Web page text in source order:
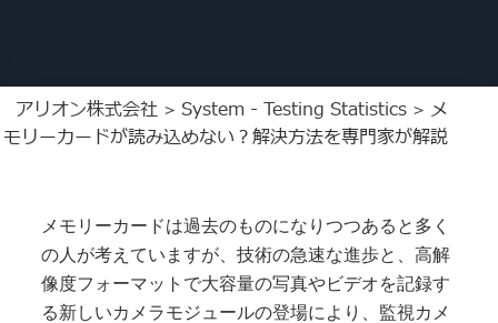
アリオン株式会社 > System - Testing Statistics > メ
モリーカードが読み込めない？解決方法を専門家が解説
メモリーカードは過去のものになりつつあると多く
の人が考えていますが、技術の急速な進歩と、高解
像度フォーマットで大容量の写真やビデオを記録す
る新しいカメラモジュールの登場により、監視カメ